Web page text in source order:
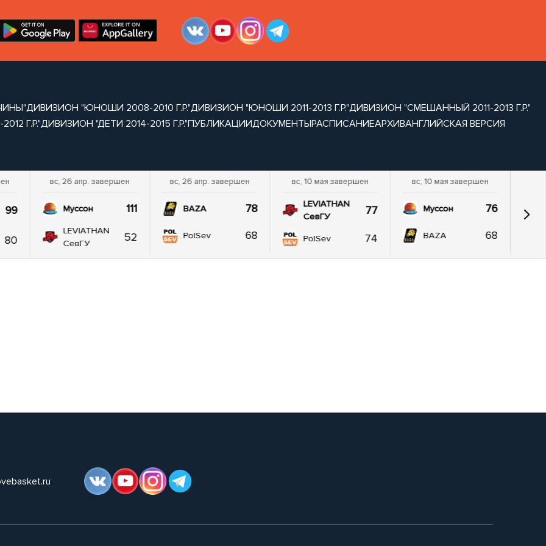
ДИВИЗИОН "ЮНОШИ 2008-2010 Г.Р."ДИВИЗИОН "ЮНОШИ 2011-2013 Г.Р."ДИВИЗИОН "СМЕШАННЫЙ 2011-2013 Г.Р."
Г.Р."ДИВИЗИОН "ДЕТИ 2014-2015 Г.Р."ПУБЛИКАЦИИДОКУМЕНТЫРАСПИСАНИЕАРХИВАНГЛИЙСКАЯ ВЕРСИЯ
99
80
вс, 26 апр. завершен
Муссон 111
LEVIATHAN
СевГУ
52
вс, 26 апр. завершен
BAZA 78
PolSev 68
вс, 10 мая завершен
LEVIATHAN
СевГУ
77
PolSev 74
вс, 10 мая завершен
Муссон 76
BAZA 68